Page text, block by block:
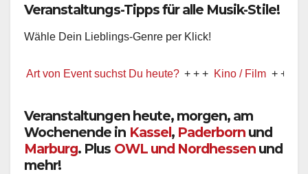
Veranstaltungs-Tipps für alle Musik-Stile!
Wähle Dein Lieblings-Genre per Klick!
von Event suchst Du heute? + + + Kino / Film + + + Ww
Veranstaltungen heute, morgen, am
Wochenende in Kassel, Paderborn und
Marburg. Plus OWL und Nordhessen und
mehr!